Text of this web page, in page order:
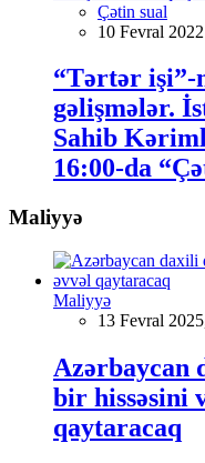
Çətin sual
10 Fevral
“Tərtər işi”-
gəlişmələr.
Sahib
16:00-da
Maliyyə
Maliyyə
13 Fevral
Azərbaycan
bir hissəsini
qaytaracaq